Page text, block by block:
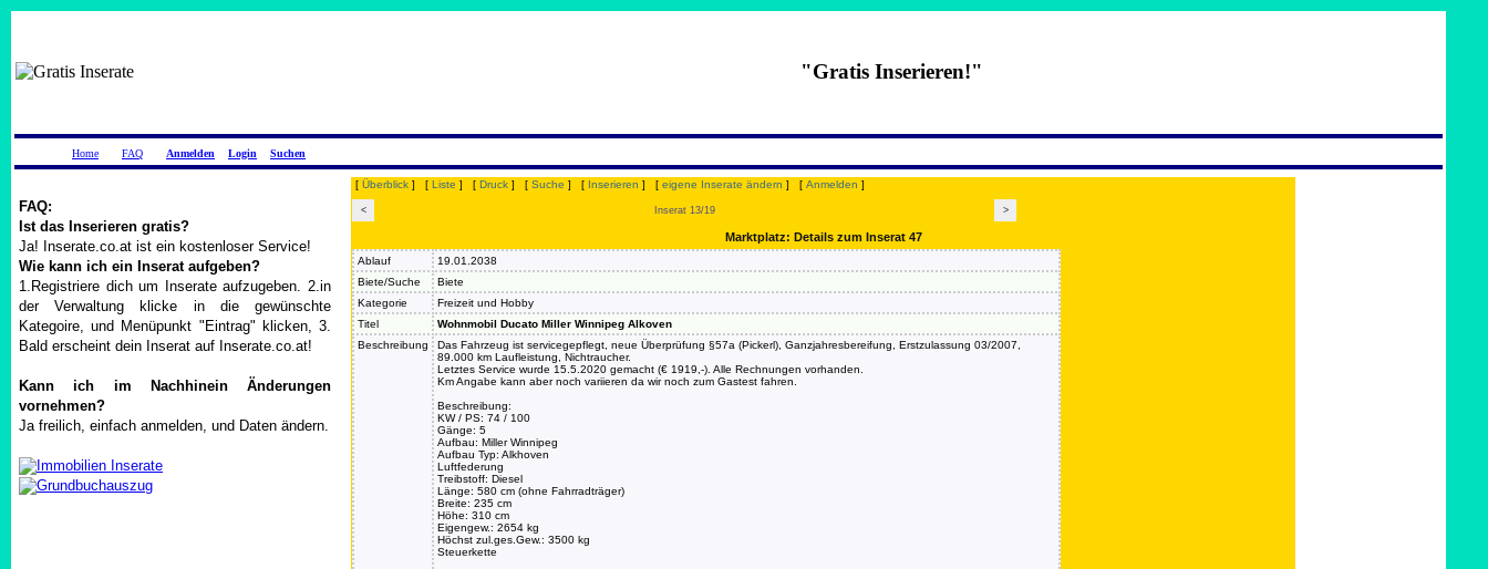
"Gratis Inserieren!"
Home FAQ Anmelden Login Suchen
FAQ:
Ist das Inserieren gratis?
Ja! Inserate.co.at ist ein kostenloser Service!
Wie kann ich ein Inserat aufgeben?
1.Registriere dich um Inserate aufzugeben. 2.in
der Verwaltung klicke in die gewünschte
Kategoire, und Menüpunkt "Eintrag" klicken, 3.
Bald erscheint dein Inserat auf Inserate.co.at!
Kann ich im Nachhinein Änderungen
vornehmen?
Ja freilich, einfach anmelden, und Daten ändern.
[ Überblick ] [ Liste ] [ Druck ] [ Suche ] [ Inserieren ] [ eigene Inserate ändern ] [ Anmelden ]
< Inserat 13/19 >
Marktplatz: Details zum Inserat 47
Ablauf
19.01.2038
Biete/Suche
Biete
Kategorie
Freizeit und Hobby
Titel
Wohnmobil Ducato Miller Winnipeg Alkoven
Beschreibung
Das Fahrzeug ist servicegepflegt, neue Überprüfung §57a (Pickerl), Ganzjahresbereifung, Erstzulassung 03/2007,
89.000 km Laufleistung, Nichtraucher.
Letztes Service wurde 15.5.2020 gemacht (€ 1919,-). Alle Rechnungen vorhanden.
Km Angabe kann aber noch variieren da wir noch zum Gastest fahren.
Beschreibung:
KW / PS: 74 / 100
Gänge: 5
Aufbau: Miller Winnipeg
Aufbau Typ: Alkhoven
Luftfederung
Treibstoff: Diesel
Länge: 580 cm (ohne Fahrradträger)
Breite: 235 cm
Höhe: 310 cm
Eigengew.: 2654 kg
Höchst zul.ges.Gew.: 3500 kg
Steuerkette